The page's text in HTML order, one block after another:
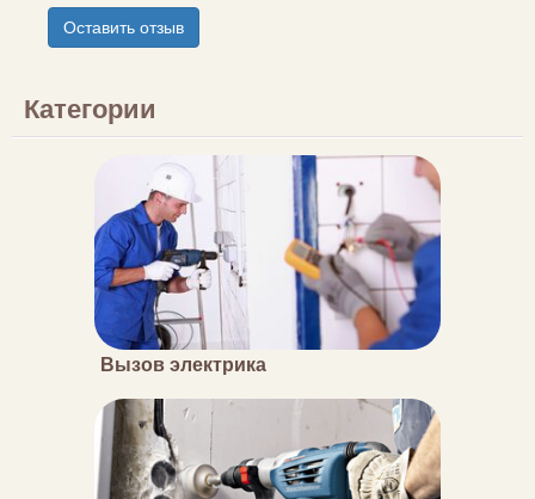
Оставить отзыв
Категории
Вызов электрика